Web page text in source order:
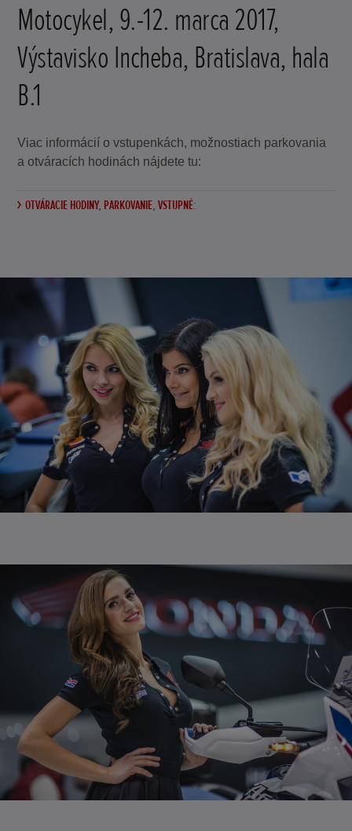
Motocykel, 9.-12. marca 2017,
Výstavisko Incheba, Bratislava, hala
B.1
Viac informácií o vstupenkách, možnostiach parkovania
a otváracích hodinách nájdete tu:
OTVÁRACIE HODINY, PARKOVANIE, VSTUPNÉ: